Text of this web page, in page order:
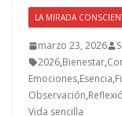
LA MIRADA
marzo 23, 2026
2026,Bienestar,
Emociones,Esencia,
Observación,
Vida sencilla